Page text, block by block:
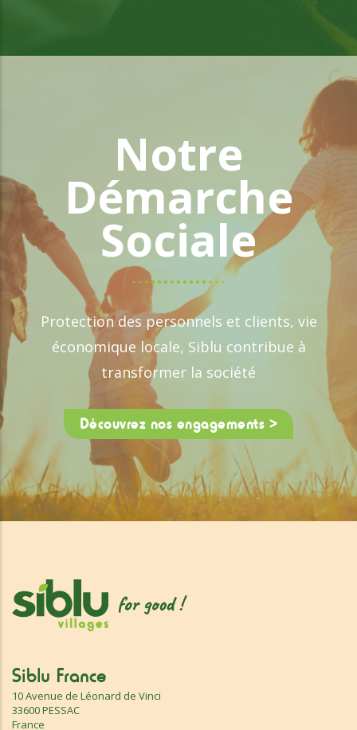
Notre
Démarche
Sociale
Protection des personnels et clients, vie
économique locale, Siblu contribue à
transformer la société
Découvrez nos engagements >
Siblu France
10 Avenue de Léonard de Vinci
33600 PESSAC
France